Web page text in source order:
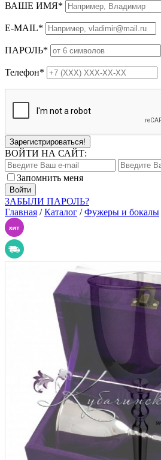
ВАШЕ ИМЯ*
E-MAIL*
ПАРОЛЬ*
Телефон*
Зарегистрироваться!
ВОЙТИ НА САЙТ:
Запомнить меня
ЗАБЫЛИ ПАРОЛЬ?
Главная /Каталог /Фужеры и бокалы